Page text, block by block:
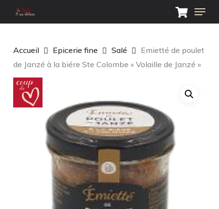
main
Menu
Accueil Epicerie fine Salé
Emietté de poulet
de Janzé à la biére Ste Colombe « Volaille de Janzé »